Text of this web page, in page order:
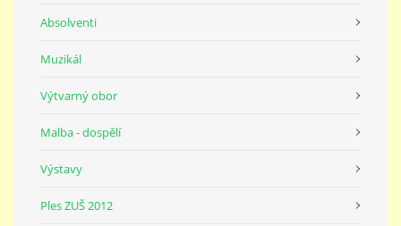
Absolventi
Muzikál
Výtvarný obor
Malba - dospělí
Výstavy
Ples ZUŠ 2012